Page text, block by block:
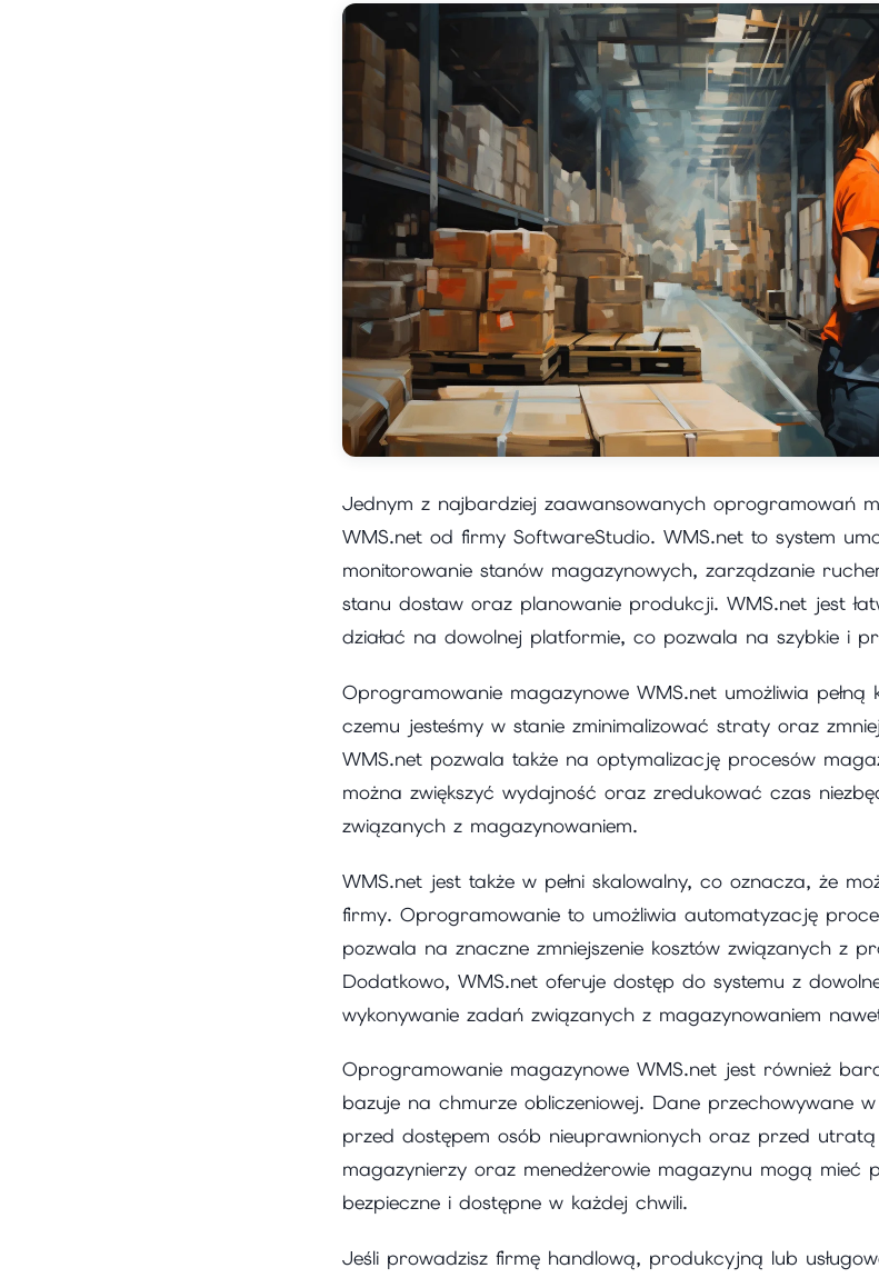
Jednym z najbardziej zaawansowanych oprogramowań
WMS.net od firmy SoftwareStudio. WMS.net to system
monitorowanie stanów magazynowych, zarządzanie
stanu dostaw oraz planowanie produkcji. WMS.net jest
działać na dowolnej platformie, co pozwala na szybkie i
Oprogramowanie magazynowe WMS.net umożliwia
czemu jesteśmy w stanie zminimalizować straty oraz
WMS.net pozwala także na optymalizację procesów
można zwiększyć wydajność oraz zredukować czas
związanych z magazynowaniem.
WMS.net jest także w pełni skalowalny, co oznacza, że
firmy. Oprogramowanie to umożliwia automatyzację
pozwala na znaczne zmniejszenie kosztów związanych z
Dodatkowo, WMS.net oferuje dostęp do systemu z
wykonywanie zadań związanych z magazynowaniem
Oprogramowanie magazynowe WMS.net jest również
bazuje na chmurze obliczeniowej. Dane przechowywane
przed dostępem osób nieuprawnionych oraz przed utratą
magazynierzy oraz menedżerowie magazynu mogą mieć
bezpieczne i dostępne w każdej chwili.
Jeśli prowadzisz firmę handlową, produkcyjną lub